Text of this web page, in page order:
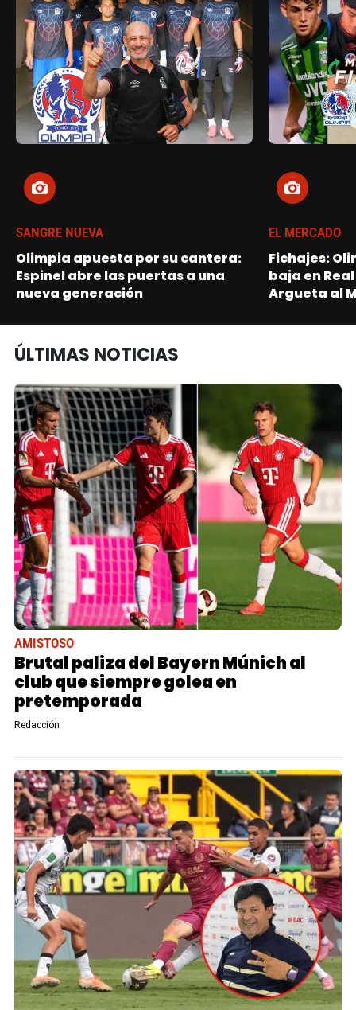
SANGRE NUEVA
Olimpia apuesta por su cantera:
Espinel abre las puertas a una
nueva generación
EL MERCADO
Fichajes:
baja en
Argueta al
ÚLTIMAS NOTICIAS
AMISTOSO
Brutal paliza del Bayern Múnich al
club que siempre golea en
pretemporada
Redacción